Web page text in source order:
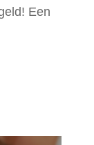
Een